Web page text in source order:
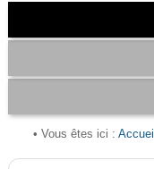
• Vous êtes ici : Accueil